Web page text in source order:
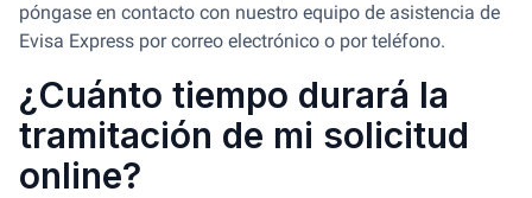
póngase en contacto con nuestro equipo de asistencia de
Evisa Express por correo electrónico o por teléfono.
¿Cuánto tiempo durará la
tramitación de mi solicitud
online?